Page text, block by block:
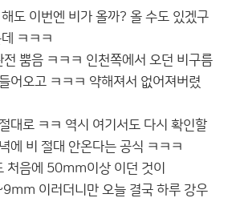
도 이번엔 비가 올까? 올 수도 있겠구
ㅋㅋㅋ
뿜음 ㅋㅋㅋ 인천쪽에서 오던 비구름
어오고 ㅋㅋㅋ 약해져서 없어져버렸
대로 ㅋㅋ 역시 여기서도 다시 확인할
에 비 절대 안온다는 공식 ㅋㅋㅋ
처음에 50mm이상 이던 것이
이러더니만 오늘 결국 하루 강우